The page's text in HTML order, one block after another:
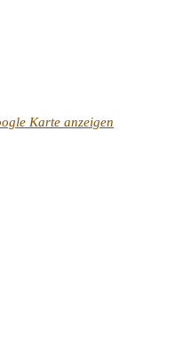
Karte anzeigen